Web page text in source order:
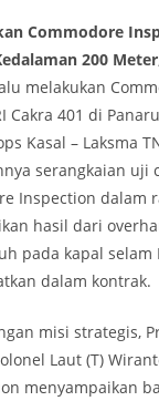
Commodore
200 Meter
melakukan
Cakra 401 di
Kasal – Laksma
serangkaian uji
Inspection dalam
hasil dari
pada kapal selam
dalam kontrak.
misi strategis,
Laut (T)
menyampaikan